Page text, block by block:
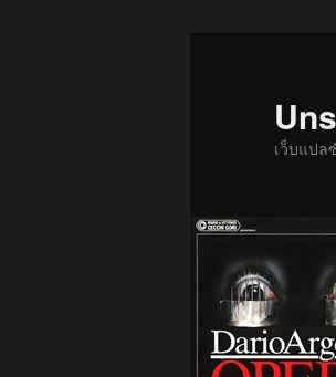
เว็บแปล